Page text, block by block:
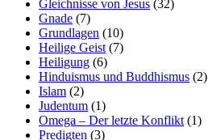
Gleichnisse von Jesus (32)
Gnade (7)
Grundlagen (10)
Heilige Geist(7)
Heiligung (6)
Hinduismus und Buddhismus (2)
Islam (2)
Judentum (1)
Omega – Der letzte Konflikt(1)
Predigten (3)